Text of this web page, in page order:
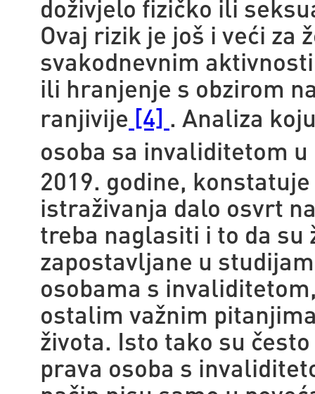
doživjelo fizičko ili
Ovaj rizik je još i veći za
svakodnevnim
ili hranjenje s obzirom
ranjivije [4] . Analiza
osoba sa invaliditetom
2019. godine,
istraživanja dalo osvrt
treba naglasiti i to da
zapostavljane u
osobama s
ostalim važnim
života. Isto tako su
prava osoba s